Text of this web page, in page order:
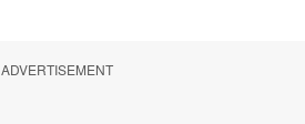
ADVERTISEMENT